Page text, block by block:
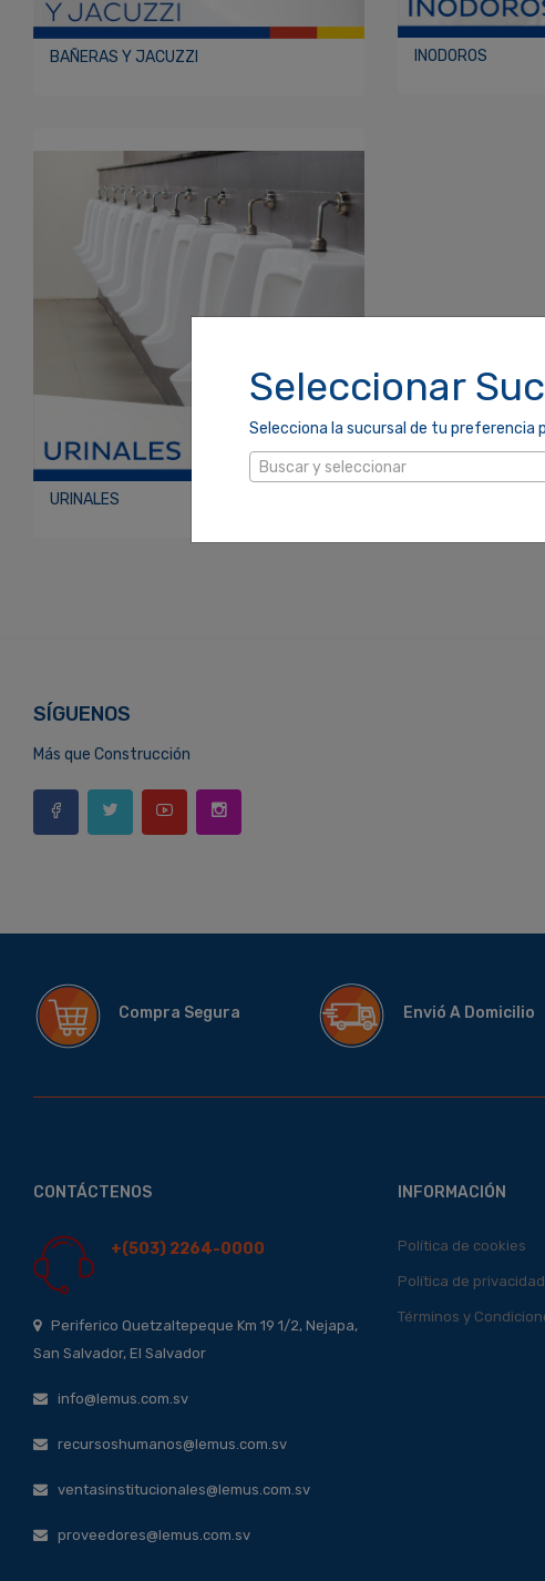
Seleccionar
Selecciona la sucursal de tu preferencia
Buscar y seleccionar
BAÑERAS Y JACUZZI INODOROS
URINALES
SÍGUENOS
Más que Construcción
Compra Segura Envió A Domicilio
CONTÁCTENOS
+(503) 2264-0000
Periferico Quetzaltepeque Km 19 1/2, Nejapa,
San Salvador, El Salvador
info@lemus.com.sv
recursoshumanos@lemus.com.sv
ventasinstitucionales@lemus.com.sv
proveedores@lemus.com.sv
INFORMACIÓN
Política de cookies
Política de privacidad
Términos y